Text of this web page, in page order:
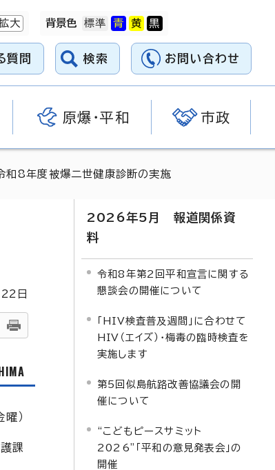
大 背景色
質問 検索 お問い合わせ
原爆・平和 市政
和8年度被爆二世健康診断の実施
22 日
）
課
2026年5月 報道関係資
料
令和8年第2回平和宣言に関する
懇談会の開催について
「HIV検査普及週間」に合わせて
HIV（エイズ）・梅毒の臨時検査を
実施します
第5回似島航路改善協議会の開
催について
“こどもピースサミット
2026”「平和の意見発表会」の
開催